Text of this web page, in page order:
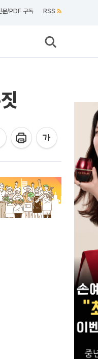
문/PDF 구독 RSS